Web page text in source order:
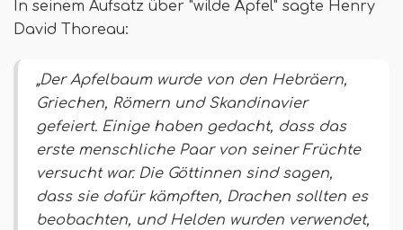
In seinem Aufsatz über "wilde Äpfel" sagte Henry
David Thoreau:
„Der Apfelbaum wurde von den Hebräern,
Griechen, Römern und Skandinavier
gefeiert. Einige haben gedacht, dass das
erste menschliche Paar von seiner Früchte
versucht war. Die Göttinnen sind sagen,
dass sie dafür kämpften, Drachen sollten es
beobachten, und Helden wurden verwendet,